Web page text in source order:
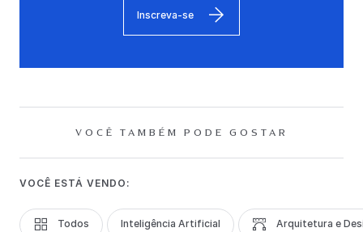
Inscreva-se
VOCÊ TAMBÉM PODE GOSTAR
VOCÊ ESTÁ VENDO:
Todos Inteligência Artificial Arquitetura e